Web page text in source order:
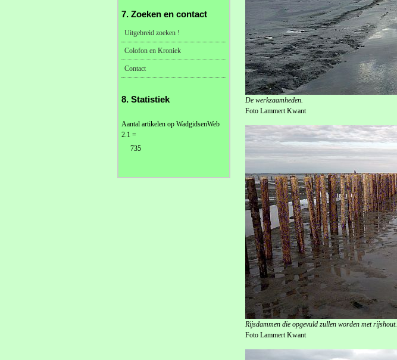
De werkzaamheden.
Foto Lammert Kwant
Rijsdammen die opgevuld zullen worden met rijshout.
Foto Lammert Kwant
7. Zoeken en contact
Uitgebreid zoeken !
Colofon en Kroniek
Contact
8. Statistiek
Aantal artikelen op WadgidsenWeb
2.1 =
735